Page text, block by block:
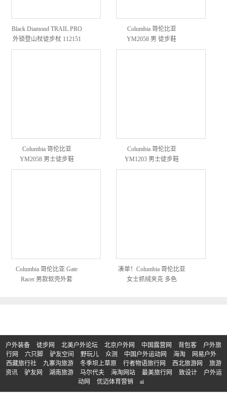
Black Diamond TRAIL PRO
外锁登山杖徒步杖 112151
Columbia 哥伦比亚
YM2058 男 徒步鞋
Columbia 哥伦比亚
YM2058 男士徒步鞋
Columbia 哥伦比亚
YM1203 男士徒步鞋
Columbia 哥伦比亚 Gate
Racer 男款软壳外套
凑单！Columbia 哥伦比亚
女士抓绒夹克 多色
户外装备 徒步网 北美户外论坛 北京户外网 中国露营网 背包客
户外旅
行网
六只脚 驴友空间 野玩儿 众测 中国户外运动网 海淘
网易户外
西藏旅行社
九寨沟旅游 冬季坝上草原 行者物语旅行网 西北旅游网
旅游
资讯
驴友网 湖南旅游 马尔代夫 海淘网站 最美旅行网 致设计
户外运
动网
优迈体育营销 ai